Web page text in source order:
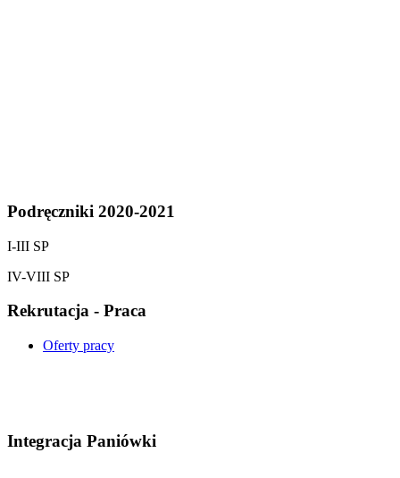
Podręczniki 2020-2021
I-III SP
IV-VIII SP
Rekrutacja - Praca
Oferty pracy
Integracja Paniówki